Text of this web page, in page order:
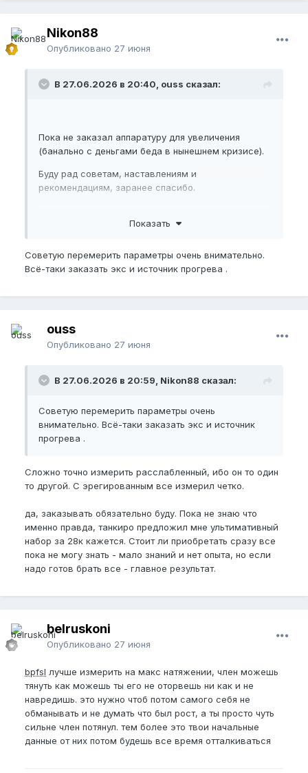
Обрезанный. Эрекция 10/10.
Занимаюсь 3 дня буквально.
(банально с деньгами беда в нынешнем кризисе).
Буду рад советам, наставлениям и
рекомендациям, заранее спасибо.
зарегистрируйтесь
Nikon88
Опубликовано 27 июня
В 27.06.2026 в 20:40, ouss сказал:
Пока не заказал аппаратуру для увеличения
(банально с деньгами беда в нынешнем кризисе).
Буду рад советам, наставлениям и
рекомендациям, заранее спасибо.
Показать
Советую перемерить параметры очень внимательно.
Всё-таки заказать экс и источник прогрева .
ouss
Опубликовано 27 июня
В 27.06.2026 в 20:59, Nikon88 сказал:
Советую перемерить параметры очень
внимательно. Всё-таки заказать экс и источник
прогрева .
Сложно точно измерить расслабленный, ибо он то один
то другой. С эрегированным все измерил четко.
да, заказывать обязательно буду. Пока не знаю что
именно правда, танкиро предложил мне ультимативный
набор за 28к кажется. Стоит ли приобретать сразу все
пока не могу знать - мало знаний и нет опыта, но если
надо готов брать все - главное результат.
belruskoni
Опубликовано 27 июня
bpfsl лучше измерить на макс натяжении, член можешь
тянуть как можешь ты его не оторвешь ни как и не
навредишь. это нужно чтоб потом самого себя не
обманывать и не думать что был рост, а ты просто чуть
сильне член потянул. тем более это твои начальные
данные от них потом будешь все время отталкиваться